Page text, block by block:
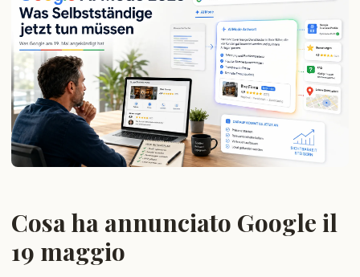
Cosa ha annunciato Google il
19 maggio